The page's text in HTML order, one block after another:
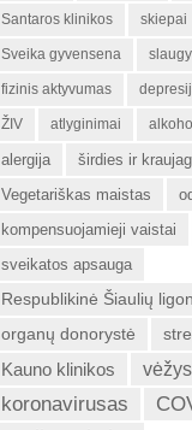
Santaros klinikos skiepai
Sveika gyvensena
fizinis aktyvumas
ŽIV atlyginimai
alergija
širdies ir
Vegetariškas maistas
kompensuojamieji vaistai
sveikatos apsauga
Respublikinė Šiaulių
organų donorystė
Kauno klinikos vėžys
koronavirusas